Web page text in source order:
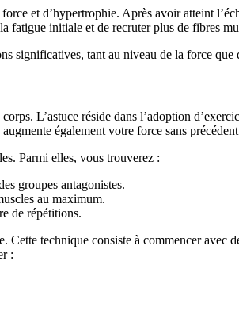
et d’hypertrophie. Après avoir atteint
fatigue initiale et de recruter plus de fibres
significatives, tant au niveau de la force que
L’astuce réside dans l’adoption
également votre force sans
Parmi elles, vous trouverez :
groupes antagonistes.
au maximum.
de répétitions.
technique consiste à commencer avec
: